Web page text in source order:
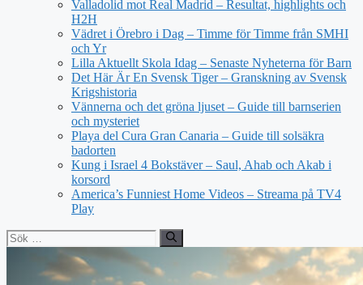
Valladolid mot Real Madrid – Resultat, highlights och
H2H
Vädret i Örebro i Dag – Timme för Timme från SMHI
och Yr
Lilla Aktuellt Skola Idag – Senaste Nyheterna för Barn
Det Här Är En Svensk Tiger – Granskning av Svensk
Krigshistoria
Vännerna och det gröna ljuset – Guide till barnserien
och mysteriet
Playa del Cura Gran Canaria – Guide till solsäkra
badorten
Kung i Israel 4 Bokstäver – Saul, Ahab och Akab i
korsord
America’s Funniest Home Videos – Streama på TV4
Play
Sök
efter: